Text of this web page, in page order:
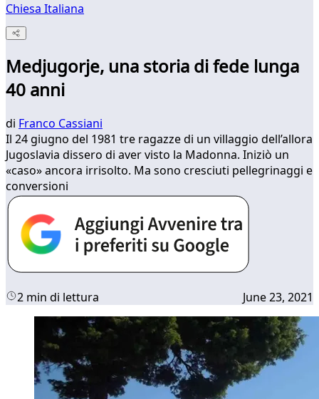
Chiesa Italiana
Medjugorje, una storia di fede lunga
40 anni
di Franco Cassiani
Il 24 giugno del 1981 tre ragazze di un villaggio dell’allora
Jugoslavia dissero di aver visto la Madonna. Iniziò un
«caso» ancora irrisolto. Ma sono cresciuti pellegrinaggi e
conversioni
2 min di lettura June 23, 2021